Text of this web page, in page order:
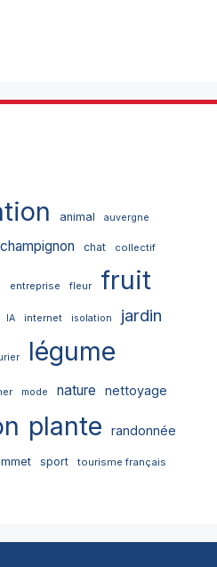
animal auvergne
champignon chat collectif
entreprise fleur fruit
IA internet isolation jardin
légume
mode nature nettoyage
plante randonnée
sport tourisme français